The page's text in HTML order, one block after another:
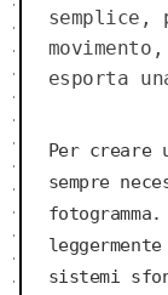
esporta
Per creare
sempre
sistemi